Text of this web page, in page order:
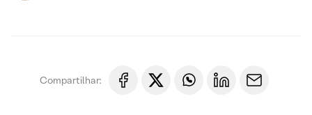
Compartilhar: